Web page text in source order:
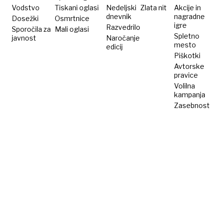
Vodstvo
Dosežki
Sporočila za
javnost
Tiskani oglasi
Osmrtnice
Mali oglasi
Nedeljski
dnevnik
Razvedrilo
Naročanje
edicij
Zlata nit
Akcije in
nagradne
igre
Spletno
mesto
Piškotki
Avtorske
pravice
Volilna
kampanja
Zasebnost